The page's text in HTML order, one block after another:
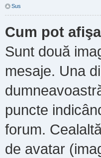
Sus
Cum pot
Sunt două
mesaje. Una
puncte
forum.
de avatar